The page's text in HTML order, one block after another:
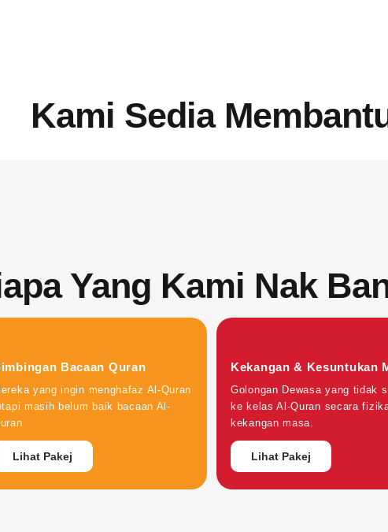
Kami Sedia
Yang Kami Nak
Bacaan Quran
yang ingin menghafaz Al-Quran
masih belum baik bacaan Al-
Lihat Pakej
Kekangan & Kesuntukan
Golongan Dewasa yang tidak
ke kelas Al-Quran secara
kekangan masa.
Lihat Pakej